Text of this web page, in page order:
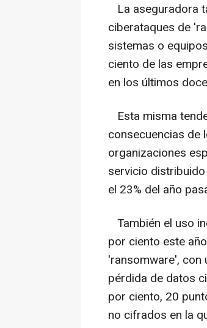
La aseguradora
ciberataques de
sistemas o
ciento de las
en los últimos
Esta misma
consecuencias de
organizaciones
servicio
el 23% del año
También el uso
por ciento este
'ransomware', con
pérdida de datos
por ciento, 20
no cifrados en la